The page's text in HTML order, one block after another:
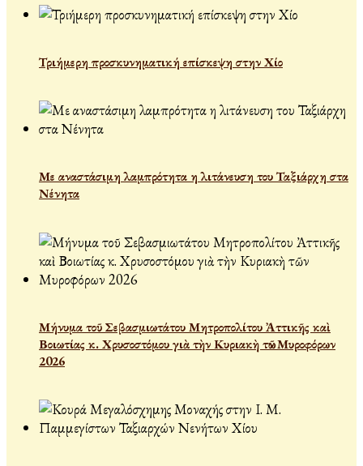
Τριήμερη προσκυνηματική επίσκεψη στην Χίο
Με αναστάσιμη λαμπρότητα η λιτάνευση του Ταξιάρχη στα
Νένητα
Μήνυμα τοῦ Σεβασμιωτάτου Μητροπολίτου Ἀττικῆς καὶ
Βοιωτίας κ. Χρυσοστόμου γιὰ τὴν Κυριακὴ τῶν Μυροφόρων
2026